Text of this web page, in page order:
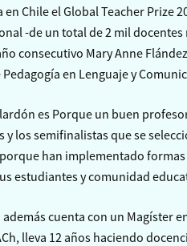
Chile el Global Teacher Prize
-de un total de 2 mil
consecutivo Mary Anne
en Lenguaje y
es Porque un buen
y los semifinalistas que se
han implementado
estudiantes y comunidad
cuenta con un Magíster
lleva 12 años haciendo